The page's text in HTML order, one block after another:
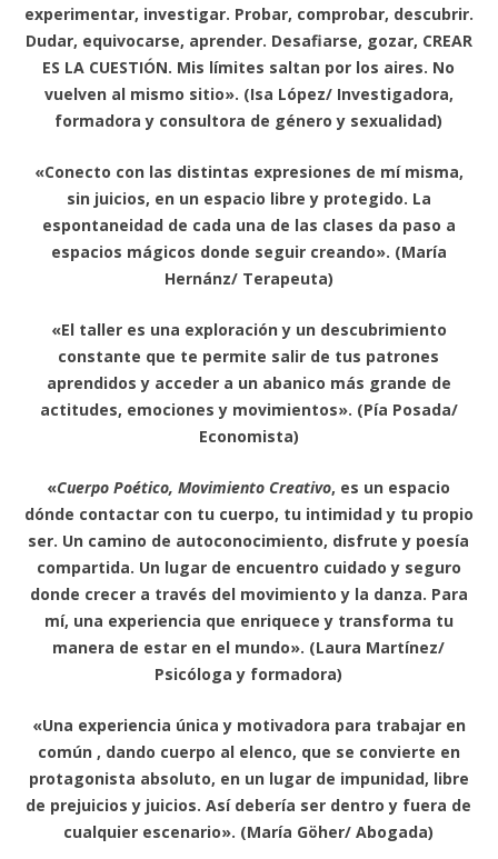
experimentar, investigar. Probar, comprobar, descubrir.
Dudar, equivocarse, aprender. Desafiarse, gozar, CREAR
ES LA CUESTIÓN. Mis límites saltan por los aires. No
vuelven al mismo sitio». (Isa López/ Investigadora,
formadora y consultora de género y sexualidad)
«Conecto con las distintas expresiones de mí misma,
sin juicios, en un espacio libre y protegido. La
espontaneidad de cada una de las clases da paso a
espacios mágicos donde seguir creando». (María
Hernánz/ Terapeuta)
«El taller es una exploración y un descubrimiento
constante que te permite salir de tus patrones
aprendidos y acceder a un abanico más grande de
actitudes, emociones y movimientos». (Pía Posada/
Economista)
«Cuerpo Poético, Movimiento Creativo, es un espacio
dónde contactar con tu cuerpo, tu intimidad y tu propio
ser. Un camino de autoconocimiento, disfrute y poesía
compartida. Un lugar de encuentro cuidado y seguro
donde crecer a través del movimiento y la danza. Para
mí, una experiencia que enriquece y transforma tu
manera de estar en el mundo». (Laura Martínez/
Psicóloga y formadora)
«Una experiencia única y motivadora para trabajar en
común , dando cuerpo al elenco, que se convierte en
protagonista absoluto, en un lugar de impunidad, libre
de prejuicios y juicios. Así debería ser dentro y fuera de
cualquier escenario». (María Göher/ Abogada)